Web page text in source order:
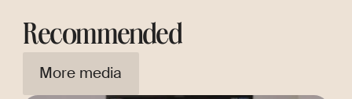
Recommended
More media